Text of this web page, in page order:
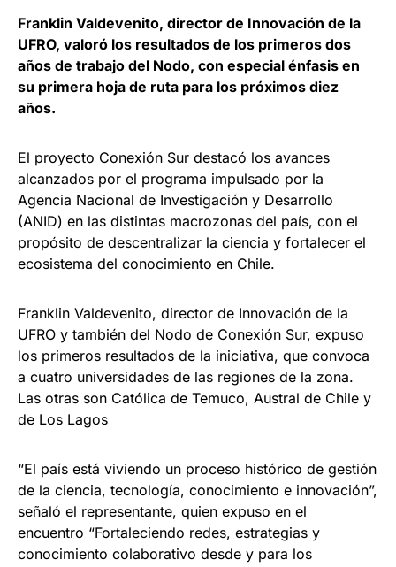
Franklin Valdevenito, director de Innovación de la
UFRO, valoró los resultados de los primeros dos
años de trabajo del Nodo, con especial énfasis en
su primera hoja de ruta para los próximos diez
años.
El proyecto Conexión Sur destacó los avances
alcanzados por el programa impulsado por la
Agencia Nacional de Investigación y Desarrollo
(ANID) en las distintas macrozonas del país, con el
propósito de descentralizar la ciencia y fortalecer el
ecosistema del conocimiento en Chile.
Franklin Valdevenito, director de Innovación de la
UFRO y también del Nodo de Conexión Sur, expuso
los primeros resultados de la iniciativa, que convoca
a cuatro universidades de las regiones de la zona.
Las otras son Católica de Temuco, Austral de Chile y
de Los Lagos
“El país está viviendo un proceso histórico de gestión
de la ciencia, tecnología, conocimiento e innovación”,
señaló el representante, quien expuso en el
encuentro “Fortaleciendo redes, estrategias y
conocimiento colaborativo desde y para los